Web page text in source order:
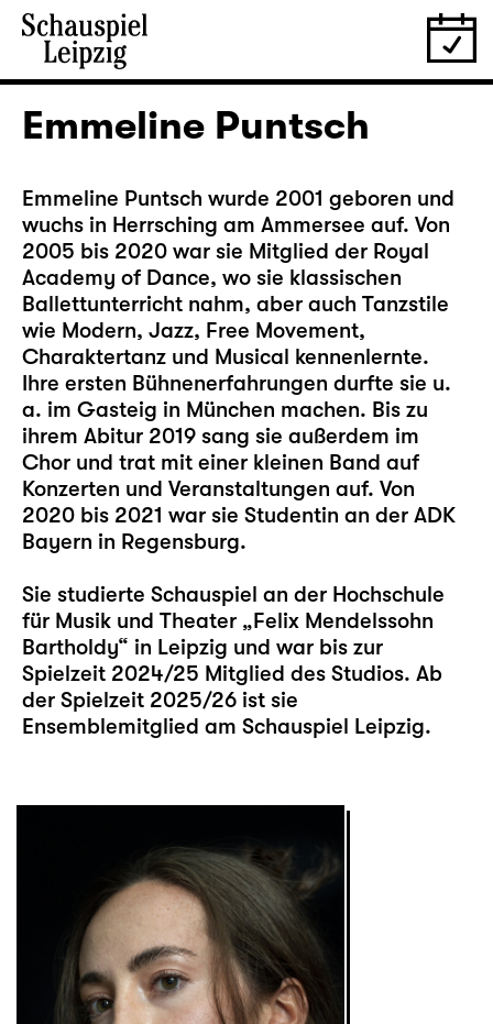
Emmeline Puntsch
Emmeline Puntsch wurde 2001 geboren und
wuchs in Herrsching am Ammersee auf. Von
2005 bis 2020 war sie Mitglied der Royal
Academy of Dance, wo sie klassischen
Ballettunterricht nahm, aber auch Tanzstile
wie Modern, Jazz, Free Movement,
Charaktertanz und Musical kennenlernte.
Ihre ersten Bühnenerfahrungen durfte sie u.
a. im Gasteig in München machen. Bis zu
ihrem Abitur 2019 sang sie außerdem im
Chor und trat mit einer kleinen Band auf
Konzerten und Veranstaltungen auf. Von
2020 bis 2021 war sie Studentin an der ADK
Bayern in Regensburg.
Sie studierte Schauspiel an der Hochschule
für Musik und Theater „Felix Mendelssohn
Bartholdy“ in Leipzig und war bis zur
Spielzeit 2024/25 Mitglied des Studios. Ab
der Spielzeit 2025/26 ist sie
Ensemblemitglied am Schauspiel Leipzig.